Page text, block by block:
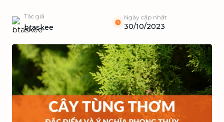
Tác giả
btaskee
Ngày cập nhật
30/10/2023